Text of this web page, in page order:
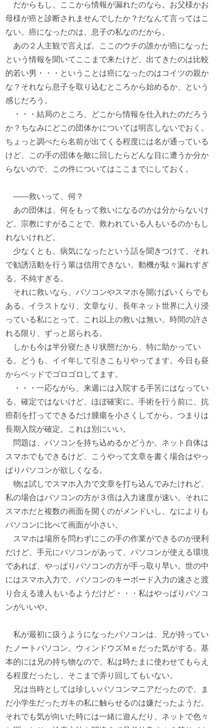
だからもし、ここから情報が漏れたのなら。お父様かお
母様が癌と診断されませんでしたか？だなんて言ってはこ
ない。癌になったのは、息子の私なのだから。
あの２人主観で言えば。ここのウチの誰かが癌になった
という情報を聞いてここまで来たけど、出てきたのは比較
的若い男・・・ということは癌になったのはコイツの親か
な？それなら息子を取り込むところから始めるか、という
感じだろう。
・・・結局のところ、どこから情報を仕入れたのだろう
か？ちなみにどこの団体かについては明言しないでおく。
ちょっと調べたら名前が出てくる程度には名が通っている
けど、この手の団体を敵に回したらどんな目に遭うか分か
らないので、この件についてはここまでにしておく。
――救いって、何？
あの団体は、何をもって救いになるのかは分からないけ
ど。宗教にすがることで、救われている人もいるのかもし
れないけれど。
少なくとも。病気になったという話を聞きつけて、それ
で勧誘活動を行う輩は信用できない。動機が駄々漏れすぎ
る。不純すぎる。
それに救いなら、パソコンやスマホを開けばいくらでも
ある。イラストなり、文章なり。長年ネット世界に入り浸
っている私にとって、これ以上の救いは無い。時間の許さ
れる限り、ずっと居られる。
しかも今は半分寝たきり状態だから、特に助かってい
る。どうも、イイ年して引きこもりやってます。今日も昼
からベッドでゴロゴロしてます。
・・・一応ながら、来週には入院する手筈にはなってい
る。確定ではないけど、ほぼ確実に。手術を行う前に、抗
癌剤を打ってできるだけ腫瘍を小さくしてから。つまりは
長期入院が確定。これは別にいい。
問題は、パソコンを持ち込めるかどうか。ネット自体は
スマホでもできるけど、こうやって文章を書く場合はやっ
ぱりパソコンが欲しくなる。
物は試しでスマホ入力で文章を打ち込んでみたけれど、
私の場合はパソコンの方が３倍は入力速度が速い。それに
スマホだと複数の画面を開くのがメンドいし、なによりも
パソコンに比べて画面が小さい。
スマホは場所を問わずにこの手の作業ができるのが便利
だけど、手元にパソコンがあって、パソコンが使える環境
であれば、やっぱりパソコンの方が手っ取り早い。世の中
にはスマホ入力で、パソコンのキーボード入力の速さと渡
り合える達人もいるようだけど・・・私はやっぱりパソコ
ンがいいや。
私が最初に扱うようになったパソコンは、兄が持ってい
たノートパソコン。ウィンドウズＭｅだった気がする。基
本的には兄の持ち物なので、私は時たまに使わせてもらえ
る程度だったし、そこまで弄り回してもいない。
兄は当時としては珍しいパソコンマニアだったので、ま
だ小学生だったガキの私に触らせるのは嫌だったようだ。
それでも気が向いた時には一緒に遊んだり、ネットで色々